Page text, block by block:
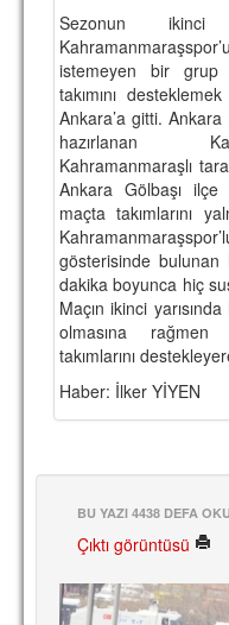
Sezonun
istemeyen bir grup
takımını
Ankara’a gitti.
hazırlanan
Kahramanmaraşlı
Ankara Gölbaşı
maçta takımlarını
gösterisinde bulunan
dakika boyunca hiç
Maçın ikinci
olmasına rağmen
takımlarını
Haber: İlker YİYEN
BU YAZI 4438 DEFA
Çıktı görüntüsü